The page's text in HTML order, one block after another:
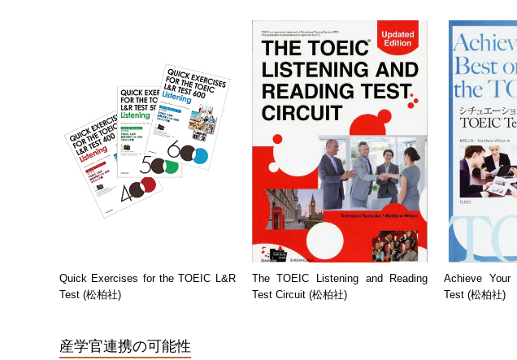
Quick Exercises for the TOEIC L&R
Test (松柏社)
The TOEIC Listening and Reading
Test Circuit (松柏社)
Achieve
Test (松柏社)
産学官連携の可能性